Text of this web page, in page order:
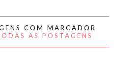
COM MARCADOR
AS POSTAGENS